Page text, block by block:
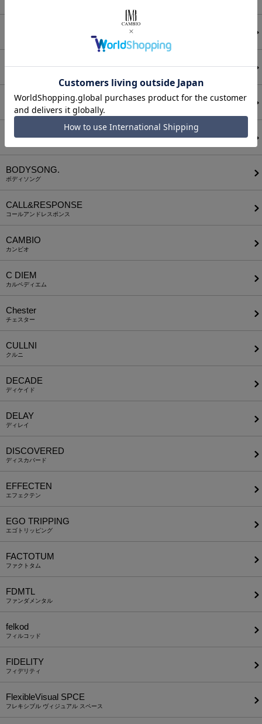
ANGENEHM
ATTACHMENT
アタッチメント
AUI NITE
BODYSONG.
ボディソング
CALL&RESPONSE
コールアンドレスポンス
CAMBIO
カンビオ
C DIEM
カルペディエム
Chester
チェスター
CULLNI
クルニ
DECADE
ディケイド
DELAY
ディレイ
DISCOVERED
ディスカバード
EFFECTEN
エフェクテン
EGO TRIPPING
エゴトリッピング
FACTOTUM
ファクトタム
FDMTL
ファンダメンタル
felkod
フィルコッド
FIDELITY
フィデリティ
FlexibleVisual SPCE
フレキシブル ヴィジュアル スペース